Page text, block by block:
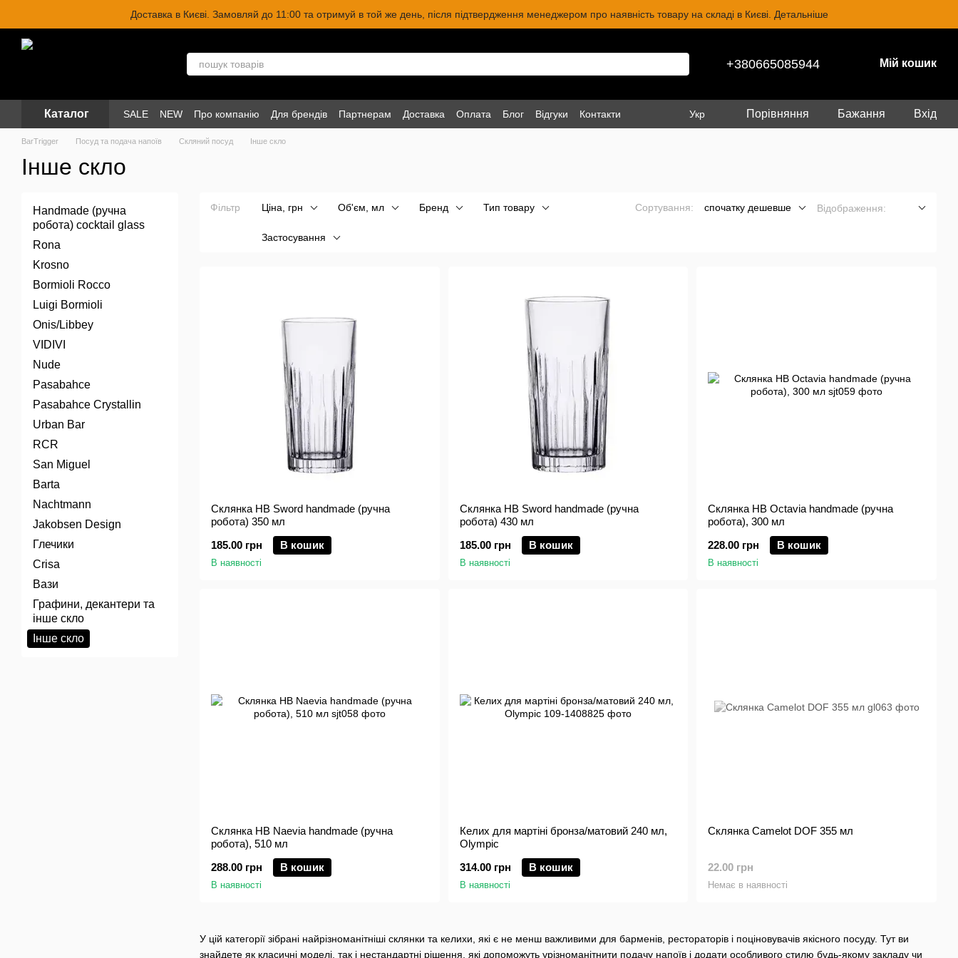
Перейти до основного контентуДоставка в Києві. Замовляй до 11:00 та отримуй в той же день, після підтвердження менеджером про наявність товару на складі в Києві. Детальніше
+380665085944 Мій кошик
Каталог SALE NEW Про компанію Для брендів Партнерам Доставка Оплата Блог Відгуки Контакти Укр Порівняння Бажання Вхід
BarTrigger Посуд та подача напоїв Скляний посуд Інше скло
Інше скло
Фільтр Ціна, грн Об'єм, мл Бренд Тип товару
Застосування
Сортування: спочатку дешевше Відображення:
У цій категорії зібрані найрізноманітніші склянки та келихи, які є не менш важливими для барменів, рестораторів і поціновувачів якісного посуду. Тут ви
знайдете як класичні моделі, так і нестандартні рішення, які допоможуть урізноманітнити подачу напоїв і додати особливого стилю будь-якому закладу чи
Склянка HB Sword handmade (ручна
робота) 350 мл
185.00 грн
В кошик
В наявності
Склянка HB Sword handmade (ручна
робота) 430 мл
185.00 грн
В кошик
В наявності
Склянка HB Octavia handmade (ручна
робота), 300 мл
228.00 грн
В кошик
В наявності
Склянка HB Naevia handmade (ручна
робота), 510 мл
288.00 грн
В кошик
В наявності
Келих для мартіні бронза/матовий 240 мл,
Olympic
314.00 грн
В кошик
В наявності
Склянка Camelot DOF 355 мл
22.00 грн
Немає в наявності
Handmade (ручна
робота) cocktail glass
Rona
Krosno
Bormioli Rocco
Luigi Bormioli
Onis/Libbey
VIDIVI
Nude
Pasabahce
Pasabahce Crystallin
Urban Bar
RCR
San Miguel
Barta
Nachtmann
Jakobsen Design
Глечики
Crisa
Вази
Графини, декантери та
інше скло
Інше скло